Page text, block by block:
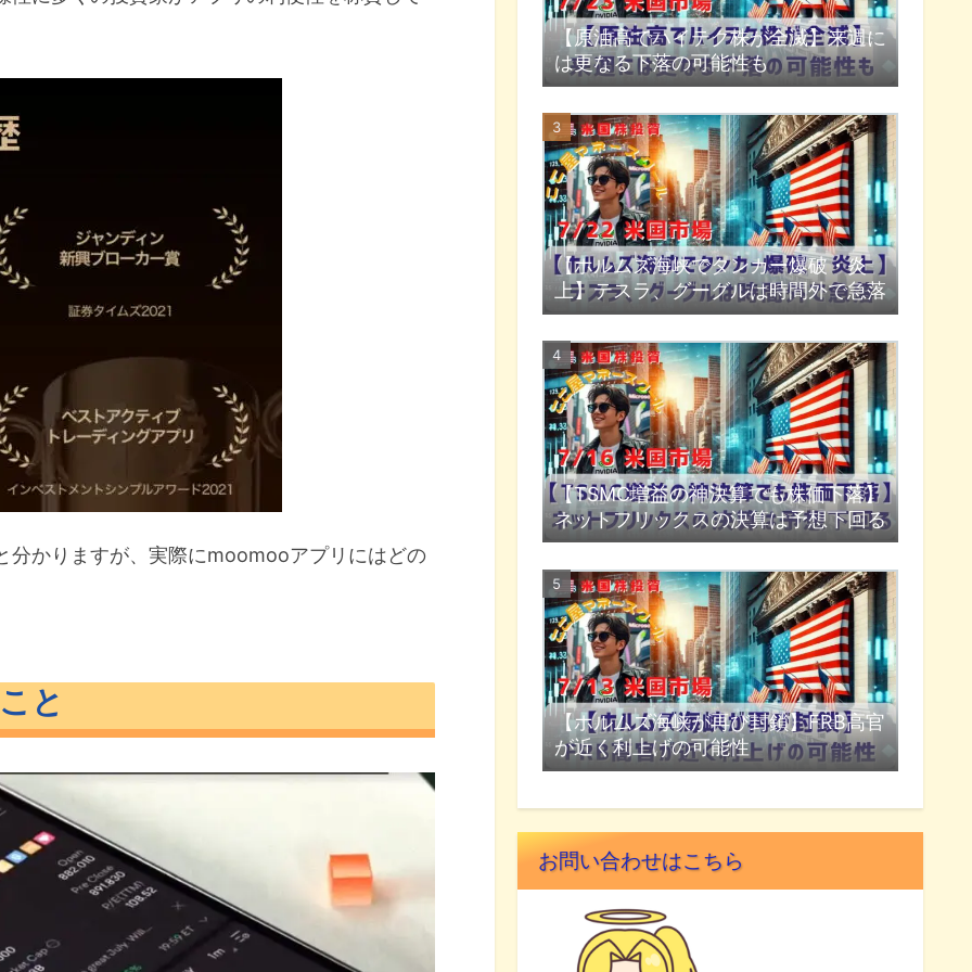
分かりますが、実際にmoomooアプリにはどの
と
【原油高でハイテク株が全滅】来週に
は更なる下落の可能性も
【ホルムズ海峡でタンカー爆破・炎
上】テスラ、グーグルは時間外で急落
【TSMC増益の神決算でも株価下落】
ネットフリックスの決算は予想下回る
【ホルムズ海峡が再び封鎖】FRB高官
が近く利上げの可能性
お問い合わせはこちら